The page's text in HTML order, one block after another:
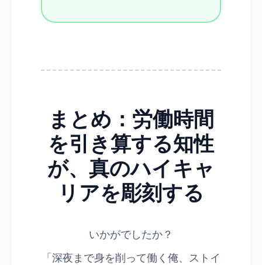
まとめ：労働時間
を引き算する知性
が、真のハイキャ
リアを彫刻する
いかがでしたか？
「深夜まで身を削って働く俺、ストイ